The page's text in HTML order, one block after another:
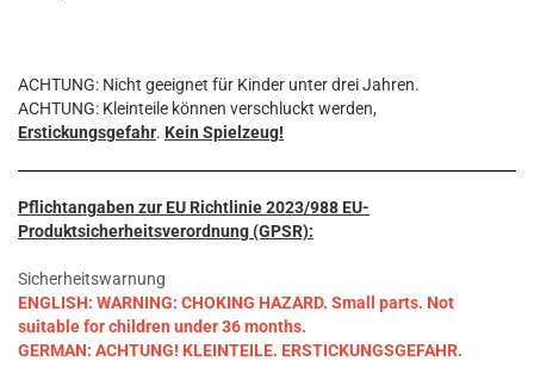
ACHTUNG: Nicht geeignet für Kinder unter drei Jahren.
ACHTUNG: Kleinteile können verschluckt werden,
Erstickungsgefahr. Kein Spielzeug!
Pflichtangaben zur EU Richtlinie 2023/988 EU-
Produktsicherheitsverordnung (GPSR):
Sicherheitswarnung
ENGLISH: WARNING: CHOKING HAZARD. Small parts. Not
suitable for children under 36 months.
GERMAN: ACHTUNG! KLEINTEILE. ERSTICKUNGSGEFAHR.